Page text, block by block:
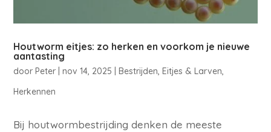
Houtworm eitjes: zo herken en voorkom je nieuwe
aantasting
door Peter |nov 14, 2025 Bestrijden, Eitjes & Larven,
Herkennen
Bij houtwormbestrijding denken de meeste